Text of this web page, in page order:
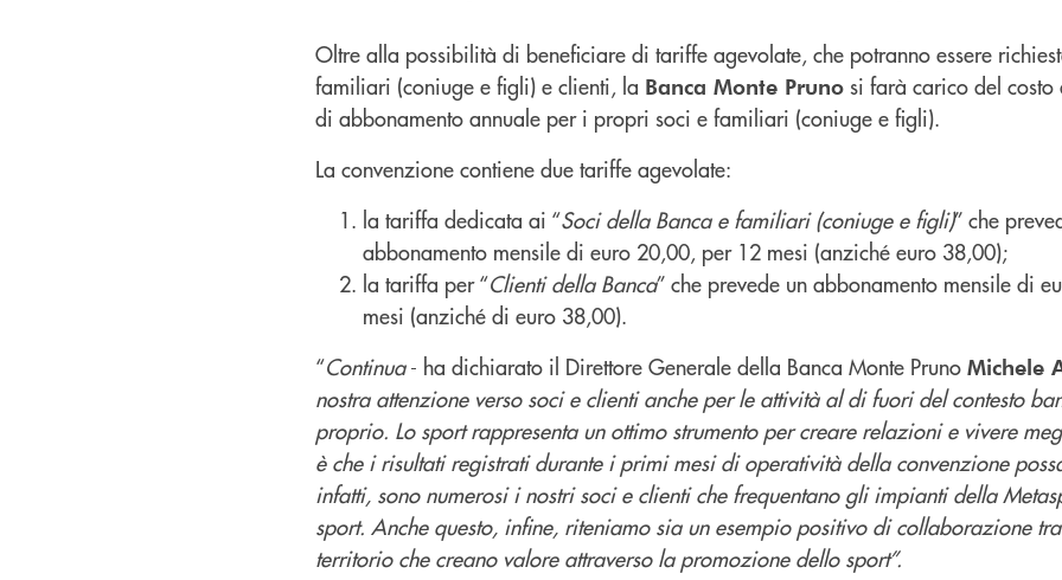
Oltre alla possibilità di beneficiare di tariffe agevolate, che potranno essere
familiari (coniuge e figli) e clienti, la Banca Monte Pruno si farà carico del costo
di abbonamento annuale per i propri soci e familiari (coniuge e figli).
La convenzione contiene due tariffe agevolate:
la tariffa dedicata ai “Soci della Banca e familiari (coniuge e figli)” che
abbonamento mensile di euro 20,00, per 12 mesi (anziché euro 38,00);
la tariffa per “Clienti della Banca” che prevede un abbonamento mensile di
mesi (anziché di euro 38,00).
“Continua- ha dichiarato il Direttore Generale della Banca Monte Pruno Michele
nostra attenzione verso soci e clienti anche per le attività al di fuori del contesto
proprio. Lo sport rappresenta un ottimo strumento per creare relazioni e vivere
è che i risultati registrati durante i primi mesi di operatività della convenzione
infatti, sono numerosi i nostri soci e clienti che frequentano gli impianti della
sport. Anche questo, infine, riteniamo sia un esempio positivo di collaborazione
territorio che creano valore attraverso la promozione dello sport”.